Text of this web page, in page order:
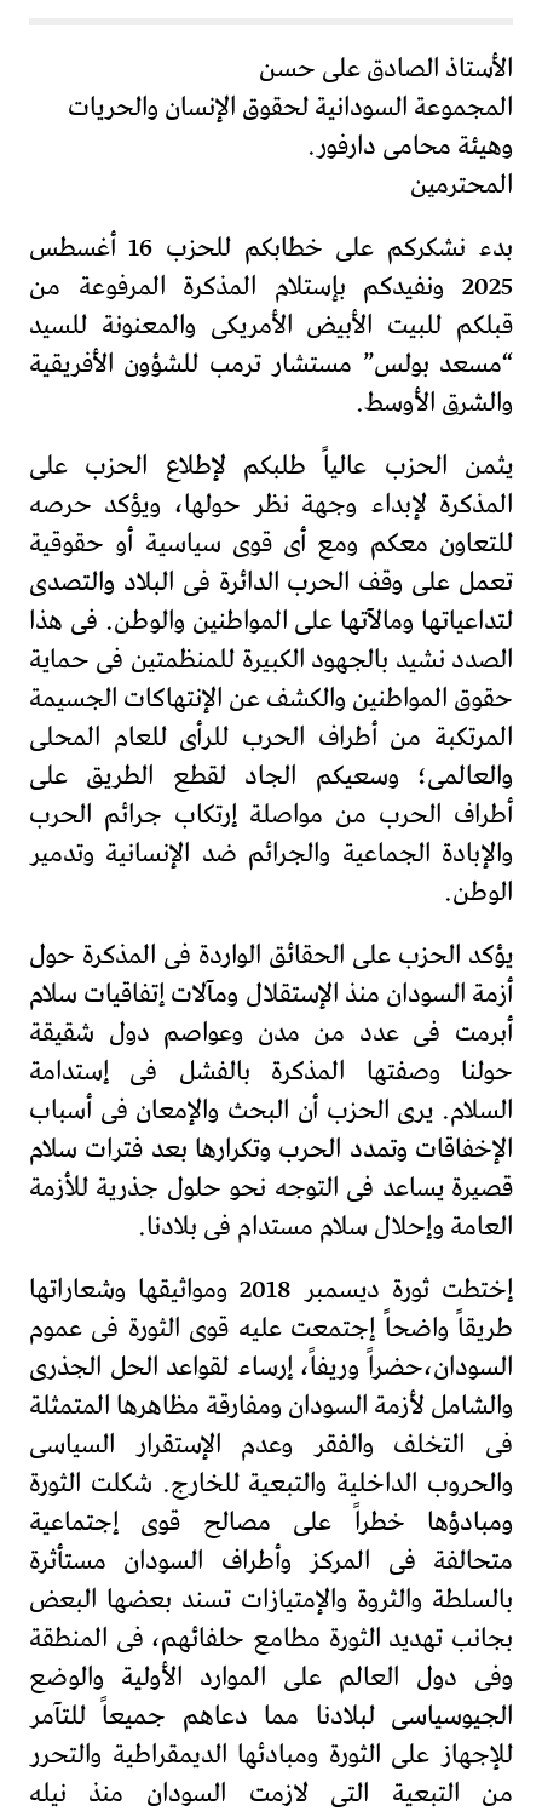
الأستاذ الصادق على حسن
المجموعة السودانية لحقوق الإنسان والحريات
وهيئة محامى دارفور.
المحترمين
بدء نشكركم على خطابكم للحزب 16 أغسطس
2025 ونفيدكم بإستلام المذكرة المرفوعة من
قبلكم للبيت الأبيض الأمريكى والمعنونة للسيد
“مسعد بولس” مستشار ترمب للشؤون الأفريقية
والشرق الأوسط.
يثمن الحزب عالياً طلبكم لإطلاع الحزب على
المذكرة لإبداء وجهة نظر حولها، ويؤكد حرصه
للتعاون معكم ومع أى قوى سياسية أو حقوقية
تعمل على وقف الحرب الدائرة فى البلاد والتصدى
لتداعياتها ومالآتها على المواطنين والوطن. فى هذا
الصدد نشيد بالجهود الكبيرة للمنظمتين فى حماية
حقوق المواطنين والكشف عن الإنتهاكات الجسيمة
المرتكبة من أطراف الحرب للرأى للعام المحلى
والعالمى؛ وسعيكم الجاد لقطع الطريق على
أطراف الحرب من مواصلة إرتكاب جرائم الحرب
والإبادة الجماعية والجرائم ضد الإنسانية وتدمير
الوطن.
يؤكد الحزب على الحقائق الواردة فى المذكرة حول
أزمة السودان منذ الإستقلال ومآلات إتفاقيات سلام
أبرمت فى عدد من مدن وعواصم دول شقيقة
حولنا وصفتها المذكرة بالفشل فى إستدامة
السلام. يرى الحزب أن البحث والإمعان فى أسباب
الإخفاقات وتمدد الحرب وتكرارها بعد فترات سلام
قصيرة يساعد فى التوجه نحو حلول جذرية للأزمة
العامة وإحلال سلام مستدام فى بلادنا.
إختطت ثورة ديسمبر 2018 ومواثيقها وشعاراتها
طريقاً واضحاً إجتمعت عليه قوى الثورة فى عموم
السودان،حضراً وريفاً، إرساء لقواعد الحل الجذرى
والشامل لأزمة السودان ومفارقة مظاهرها المتمثلة
فى التخلف والفقر وعدم الإستقرار السياسى
والحروب الداخلية والتبعية للخارج. شكلت الثورة
ومبادؤها خطراً على مصالح قوى إجتماعية
متحالفة فى المركز وأطراف السودان مستأثرة
بالسلطة والثروة والإمتيازات تسند بعضها البعض
بجانب تهديد الثورة مطامع حلفائهم، فى المنطقة
وفى دول العالم على الموارد الأولية والوضع
الجيوسياسى لبلادنا مما دعاهم جميعاً للتآمر
للإجهاز على الثورة ومبادئها الديمقراطية والتحرر
من التبعية التى لازمت السودان منذ نيله